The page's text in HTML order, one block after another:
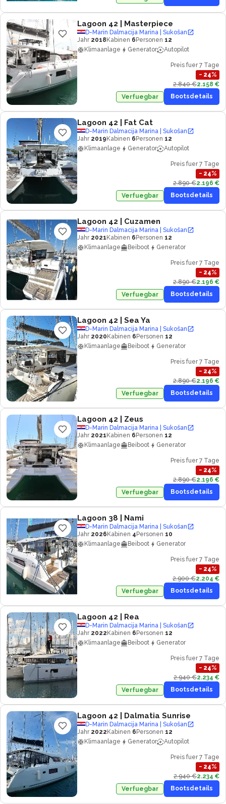
Lagoon 42 | Masterpiece
D-Marin Dalmacija Marina | Sukošan
Jahr 2018 Kabinen 6 Personen 12
Klimaanlage
Generator Autopilot
Preis fuer 7 Tage
− 24%
2.840 €2.158 €
Verfuegbar
Bootsdetails
Lagoon 42 | Fat Cat
D-Marin Dalmacija Marina | Sukošan
Jahr 2019 Kabinen 6 Personen 12
Klimaanlage
Generator Autopilot
Preis fuer 7 Tage
− 24%
2.890 €2.196 €
Verfuegbar
Bootsdetails
Lagoon 42 | Cuzamen
D-Marin Dalmacija Marina | Sukošan
Jahr 2021 Kabinen 6 Personen 12
Klimaanlage
Beiboot Generator
Preis fuer 7 Tage
− 24%
2.890 €2.196 €
Verfuegbar
Bootsdetails
Lagoon 42 | Sea Ya
D-Marin Dalmacija Marina | Sukošan
Jahr 2020 Kabinen 6 Personen 12
Klimaanlage
Beiboot Generator
Preis fuer 7 Tage
− 24%
2.890 €2.196 €
Verfuegbar
Bootsdetails
Lagoon 42 | Zeus
D-Marin Dalmacija Marina | Sukošan
Jahr 2021 Kabinen 6 Personen 12
Klimaanlage
Beiboot Generator
Preis fuer 7 Tage
− 24%
2.890 €2.196 €
Verfuegbar
Bootsdetails
Lagoon 38 | Nami
D-Marin Dalmacija Marina | Sukošan
Jahr 2026 Kabinen 4 Personen 10
Klimaanlage
Beiboot Generator
Preis fuer 7 Tage
− 24%
2.900 €2.204 €
Verfuegbar
Bootsdetails
Lagoon 42 | Rea
D-Marin Dalmacija Marina | Sukošan
Jahr 2022 Kabinen 6 Personen 12
Klimaanlage
Beiboot Generator
Preis fuer 7 Tage
− 24%
2.940 €2.234 €
Verfuegbar
Bootsdetails
Lagoon 42 | Dalmatia Sunrise
D-Marin Dalmacija Marina | Sukošan
Jahr 2022 Kabinen 6 Personen 12
Klimaanlage
Generator Autopilot
Preis fuer 7 Tage
− 24%
2.940 €2.234 €
Verfuegbar
Bootsdetails